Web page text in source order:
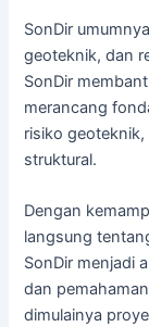
SonDir
geoteknik, dan
SonDir
merancang
risiko
struktural.
Dengan
langsung
SonDir menjadi
dan
dimulainya